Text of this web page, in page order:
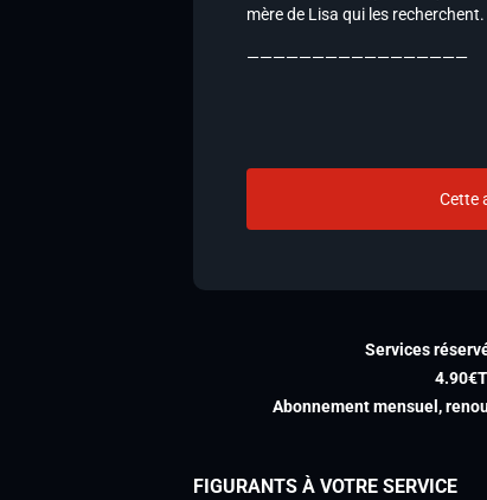
mère de Lisa qui les recherchent.
—————————————————
Cette
Services
Abonnement mensuel,
FIGURANTS À VOTRE SERVICE